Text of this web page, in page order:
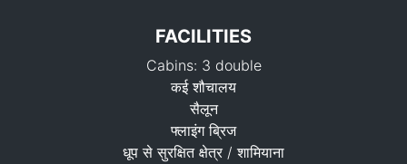
FACILITIES
Cabins: 3 double
कई शौचालय
सैलून
फ्लाइंग ब्रिज
धूप से सुरक्षित क्षेत्र / शामियाना